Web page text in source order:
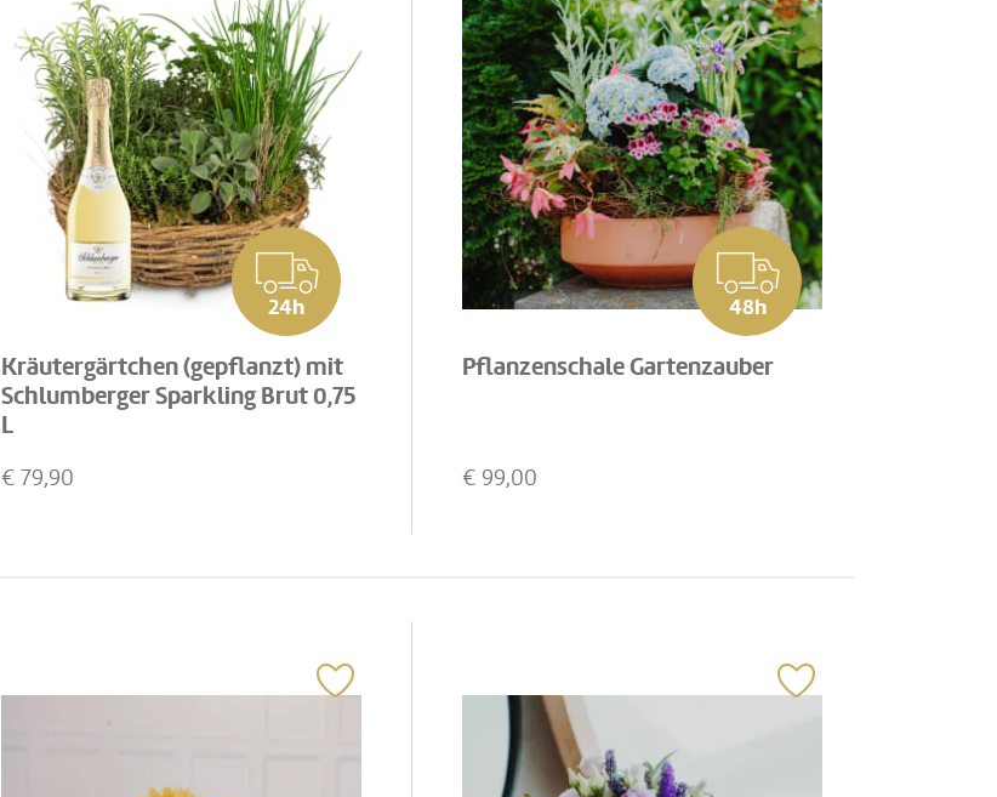
24h
Kräutergärtchen (gepflanzt) mit
Schlumberger Sparkling Brut 0,75
L
€ 79,90
48h
Pflanzenschale Gartenzauber
€ 99,00